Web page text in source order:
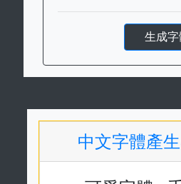
生成
中文字體產